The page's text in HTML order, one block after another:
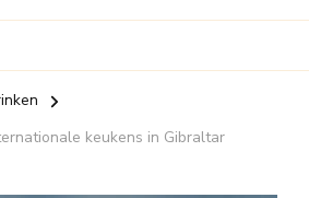
keukens in Gibraltar